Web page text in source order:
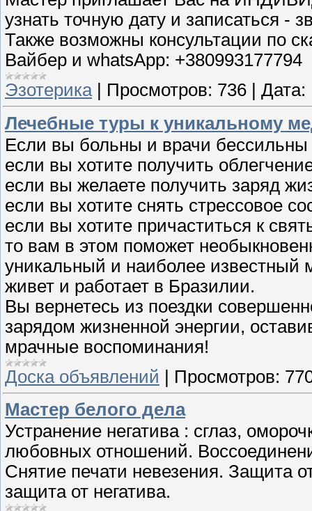
узнать точную дату и записаться -
Также возможны консультации по
Вайбер и whatsApp: +380993177794
Эзотерика| Просмотров: 736 Дата:
Лечебные туры к уникальному
Если вы больны и врачи
если вы хотите получить
если вы желаете получить заряд
если вы хотите снять стрессовое
если вы хотите причаститься к
то вам в этом поможет
уникальный и наиболее известный
живет и работает в Бразилии.
Вы вернетесь из поездки
зарядом жизненной энергии,
мрачные воспоминания!
Доска объявлений | Просмотров:
Мастер белого дела
Устранение негатива : сглаз,
любовных отношений.
Снятие печати невезения. Защита
защита от негатива.